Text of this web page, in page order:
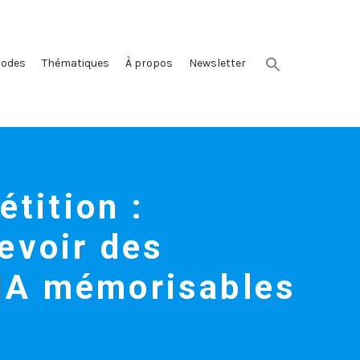
Thématiques À propos Newsletter
:
des
mémorisables